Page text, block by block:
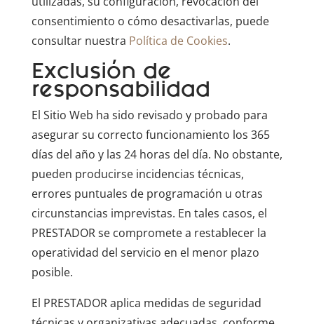
consentimiento o cómo desactivarlas, puede
consultar nuestra Política de Cookies.
Exclusión de
responsabilidad
El Sitio Web ha sido revisado y probado para
asegurar su correcto funcionamiento los 365
días del año y las 24 horas del día. No obstante,
pueden producirse incidencias técnicas,
errores puntuales de programación u otras
circunstancias imprevistas. En tales casos, el
PRESTADOR se compromete a restablecer la
operatividad del servicio en el menor plazo
posible.
El PRESTADOR aplica medidas de seguridad